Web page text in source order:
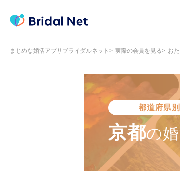
まじめな婚活アプリブライダルネット 実際の会員を見る お
都道府県
京都の